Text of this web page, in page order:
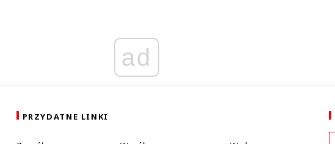
ad
PRZYDATNE LINKI